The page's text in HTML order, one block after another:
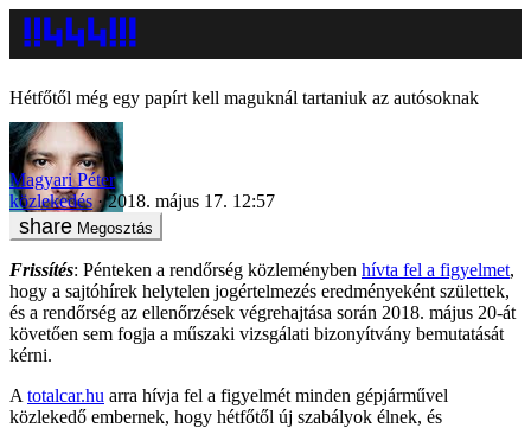
Hétfőtől még egy papírt kell maguknál tartaniuk az autósoknak
Magyari Péter
közlekedés
2018. május 17. 12:57
Megosztás
Frissítés: Pénteken a rendőrség közleményben hívta fel a figyelmet,
hogy a sajtóhírek helytelen jogértelmezés eredményeként születtek,
és a rendőrség az ellenőrzések végrehajtása során 2018. május 20-át
követően sem fogja a műszaki vizsgálati bizonyítvány bemutatását
kérni.
A totalcar.hu arra hívja fel a figyelmét minden gépjárművel
közlekedő embernek, hogy hétfőtől új szabályok élnek, és